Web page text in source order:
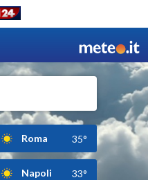
Roma 35°
Napoli 33°